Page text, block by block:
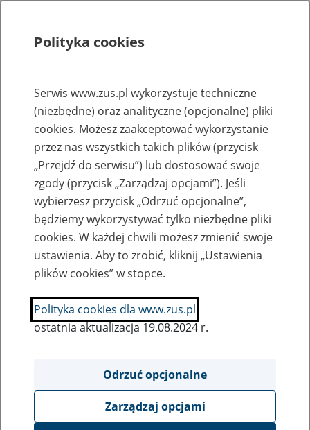
Rejestry, ewidencje i archiwa
Baza zlikwidowanych lub
przekształconych zakładów pracy
Nazwa zakładu pracy:
SZUKAJ
Ukryj wszystkie pozycje bazy
Polityka cookies
Serwis www.zus.pl wykorzystuje techniczne
(niezbędne) oraz analityczne (opcjonalne) pliki
cookies. Możesz zaakceptować wykorzystanie
przez nas wszystkich takich plików (przycisk
„Przejdź do serwisu”) lub dostosować swoje
zgody (przycisk „Zarządzaj opcjami”). Jeśli
wybierzesz przycisk „Odrzuć opcjonalne”,
będziemy wykorzystywać tylko niezbędne pliki
cookies. W każdej chwili możesz zmienić swoje
ustawienia. Aby to zrobić, kliknij „Ustawienia
plików cookies” w stopce.
Polityka cookies dla www.zus.pl
ostatnia aktualizacja 19.08.2024 r.
Odrzuć opcjonalne
Zarządzaj opcjami